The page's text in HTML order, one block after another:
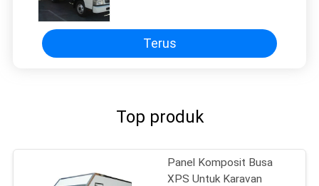
Terus
Top produk
Panel Komposit Busa
XPS Untuk Karavan